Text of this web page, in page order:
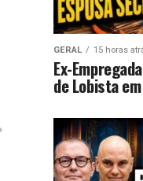
GERAL 15 horas
Ex-
de Lobista